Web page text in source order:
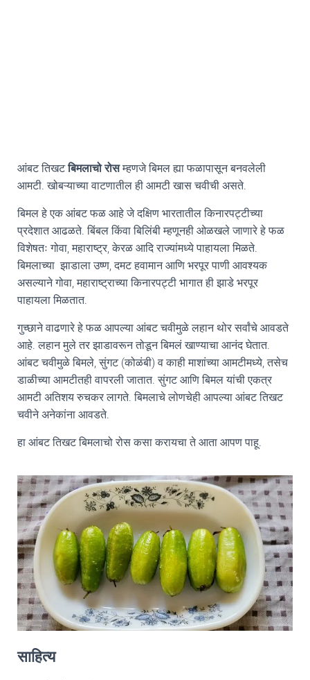
आंबट तिखटबिमलाचो रोसम्हणजे बिमल ह्या फळापासून बनवलेली
आमटी. खोबऱ्याच्या वाटणातील ही आमटी खास चवीची असते.
बिमल हे एक आंबट फळ आहे जे दक्षिण भारतातील किनारपट्टीच्या
प्रदेशात आढळते. बिंबल किंवा बिलिंबी म्हणूनही ओळखले जाणारे हे फळ
विशेषतः गोवा, महाराष्ट्र, केरळ आदि राज्यांमध्ये पाहायला मिळते.
बिमलाच्या झाडाला उष्ण, दमट हवामान आणि भरपूर पाणी आवश्यक
असल्याने गोवा, महाराष्ट्राच्या किनारपट्टी भागात ही झाडे भरपूर
पाहायला मिळतात.
गुच्छाने वाढणारे हे फळ आपल्या आंबट चवीमुळे लहान थोर सर्वांचे आवडते
आहे. लहान मुले तर झाडावरून तोडून बिमलं खाण्याचा आनंद घेतात.
आंबट चवीमुळे बिमले, सुंगट (कोळंबी) व काही माशांच्या आमटीमध्ये, तसेच
डाळीच्या आमटीतही वापरली जातात. सुंगट आणि बिमल यांची एकत्र
आमटी अतिशय रुचकर लागते. बिमलाचे लोणचेही आपल्या आंबट तिखट
चवीने अनेकांना आवडते.
हा आंबट तिखट बिमलाचो रोस कसा करायचा ते आता आपण पाहू.
साहित्य